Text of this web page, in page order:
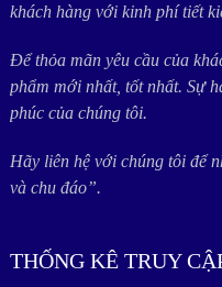
khách hàng với kinh phí tiết
Để thỏa mãn yêu cầu của
phẩm mới nhất, tốt nhất. Sự
phúc của chúng tôi.
Hãy liên hệ với chúng tôi để
và chu đáo”.
THỐNG KÊ TRUY